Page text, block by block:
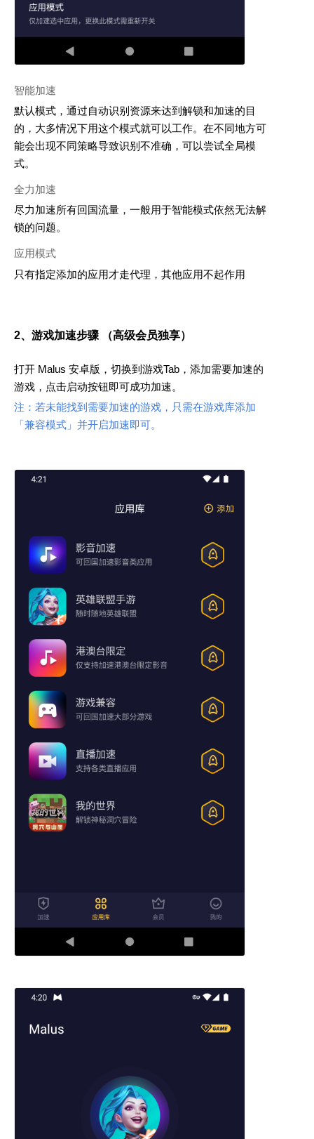
智能加速
默认模式，通过自动识别资源来达到解锁和加速的目
的，大多情况下用这个模式就可以工作。在不同地方可
能会出现不同策略导致识别不准确，可以尝试全局模
式。
全力加速
尽力加速所有回国流量，一般用于智能模式依然无法解
锁的问题。
应用模式
只有指定添加的应用才走代理，其他应用不起作用
2、游戏加速步骤 （高级会员独享）
打开 Malus 安卓版，切换到游戏Tab，添加需要加速的
游戏，点击启动按钮即可成功加速。
注：若未能找到需要加速的游戏，只需在游戏库添加
「兼容模式」并开启加速即可。